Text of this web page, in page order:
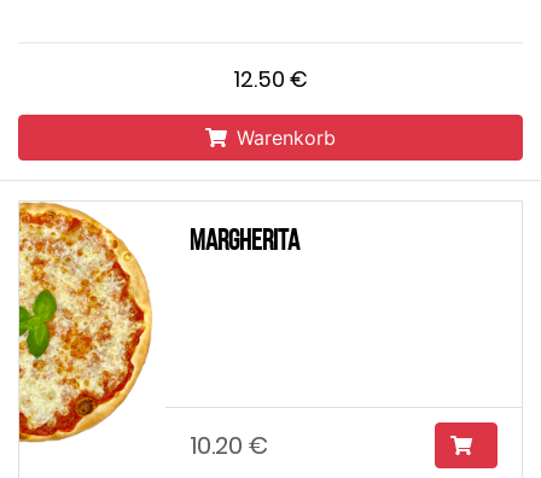
12.50 €
Warenkorb
Margherita
10.20 €